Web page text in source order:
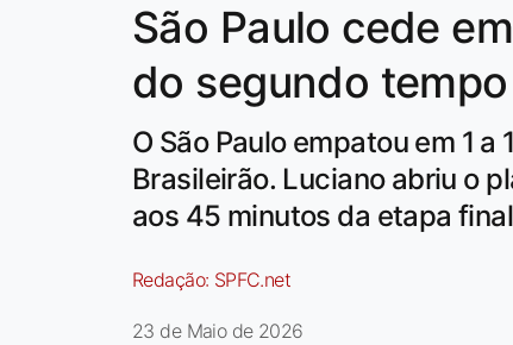
São Paulo cede
do segundo
O São Paulo empatou em 1
Brasileirão. Luciano abriu o
aos 45 minutos da etapa
Redação: SPFC.net
23 de Maio de 2026